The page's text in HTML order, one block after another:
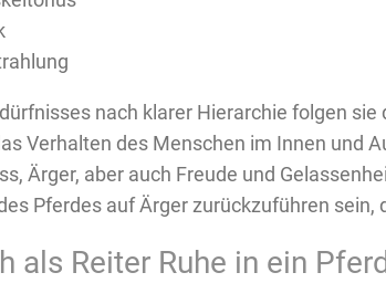
nach klarer Hierarchie folgen
Verhalten des Menschen im Innen und
Ärger, aber auch Freude und
Pferdes auf Ärger zurückzuführen sein,
als Reiter Ruhe in ein